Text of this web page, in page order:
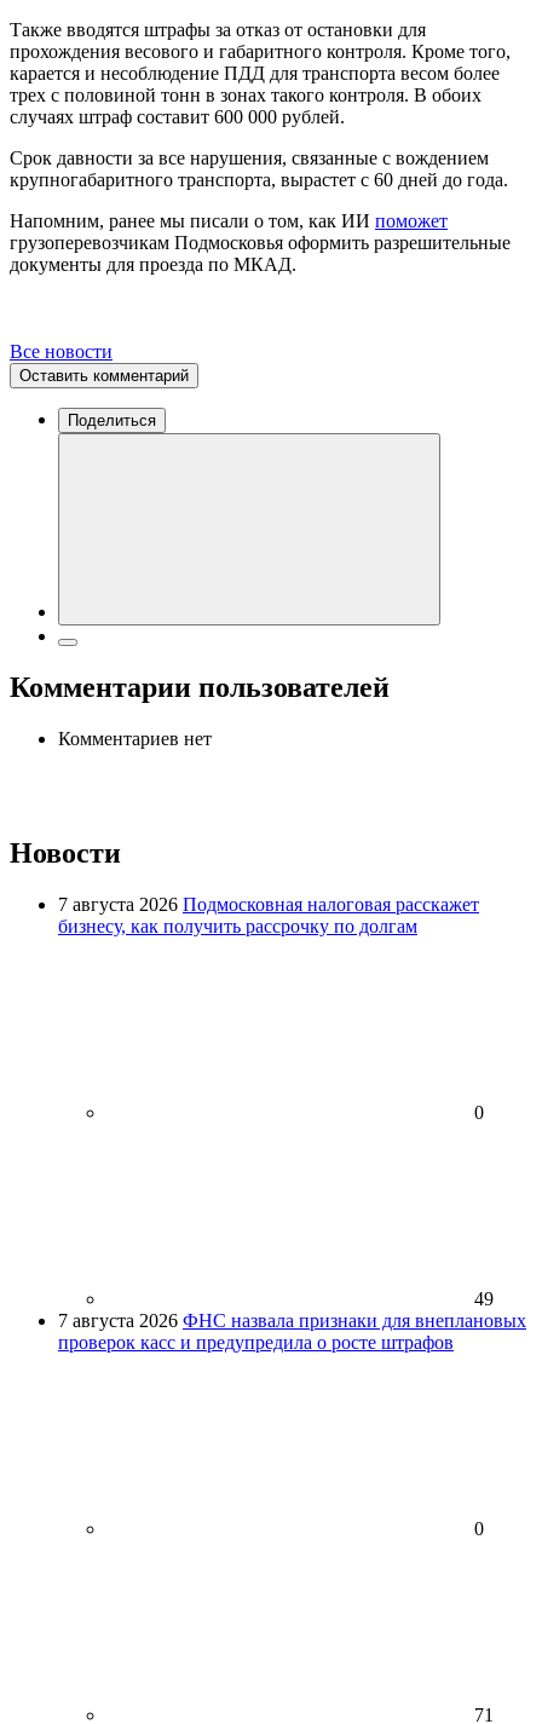
Также вводятся штрафы за отказ от остановки для
прохождения весового и габаритного контроля. Кроме того,
карается и несоблюдение ПДД для транспорта весом более
трех с половиной тонн в зонах такого контроля. В обоих
случаях штраф составит 600 000 рублей.
Срок давности за все нарушения, связанные с вождением
крупногабаритного транспорта, вырастет с 60 дней до года.
Напомним, ранее мы писали о том, как ИИ поможет
грузоперевозчикам Подмосковья оформить разрешительные
документы для проезда по МКАД.
Все новости
Оставить комментарий
Поделиться
Комментарии пользователей
Комментариев нет
Новости
7 августа 2026 Подмосковная налоговая расскажет
бизнесу, как получить рассрочку по долгам
0
49
7 августа 2026 ФНС назвала признаки для внеплановых
проверок касс и предупредила о росте штрафов
0
71